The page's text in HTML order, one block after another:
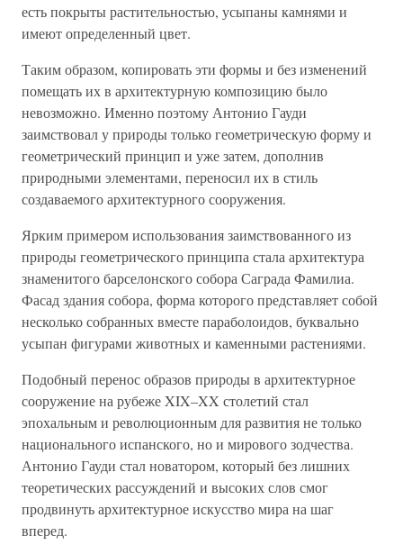
есть покрыты растительностью, усыпаны камнями и
имеют определенный цвет.
Таким образом, копировать эти формы и без изменений
помещать их в архитектурную композицию было
невозможно. Именно поэтому Антонио Гауди
заимствовал у природы только геометрическую форму и
геометрический принцип и уже затем, дополнив
природными элементами, переносил их в стиль
создаваемого архитектурного сооружения.
Ярким примером использования заимствованного из
природы геометрического принципа стала архитектура
знаменитого барселонского собора Саграда Фамилиа.
Фасад здания собора, форма которого представляет собой
несколько собранных вместе параболоидов, буквально
усыпан фигурами животных и каменными растениями.
Подобный перенос образов природы в архитектурное
сооружение на рубеже XIX–XX столетий стал
эпохальным и революционным для развития не только
национального испанского, но и мирового зодчества.
Антонио Гауди стал новатором, который без лишних
теоретических рассуждений и высоких слов смог
продвинуть архитектурное искусство мира на шаг
вперед.